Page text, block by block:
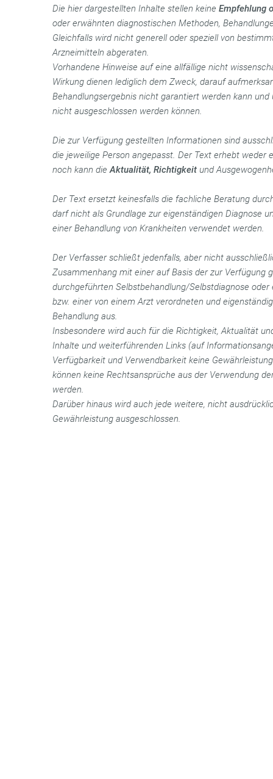
Die hier dargestellten Inhalte stellen keineEmpfehlung
oder erwähnten diagnostischen Methoden,
Gleichfalls wird nicht generell oder speziell von
Arzneimitteln abgeraten.
Vorhandene Hinweise auf eine allfällige nicht
Wirkung dienen lediglich dem Zweck, darauf
Behandlungsergebnis nicht garantiert werden kann
nicht ausgeschlossen werden können.
Die zur Verfügung gestellten Informationen sind
die jeweilige Person angepasst. Der Text erhebt weder
noch kann dieAktualität, Richtigkeit und
Der Text ersetzt keinesfalls die fachliche Beratung
darf nicht als Grundlage zur eigenständigen Diagnose
einer Behandlung von Krankheiten verwendet werden.
Der Verfasser schließt jedenfalls, aber nicht
Zusammenhang mit einer auf Basis der zur Verfügung
durchgeführten Selbstbehandlung/Selbstdiagnose
bzw. einer von einem Arzt verordneten und
Behandlung aus.
Insbesondere wird auch für die Richtigkeit, Aktualität
Inhalte und weiterführenden Links (auf
Verfügbarkeit und Verwendbarkeit keine
können keine Rechtsansprüche aus der Verwendung
werden.
Darüber hinaus wird auch jede weitere, nicht
Gewährleistung ausgeschlossen.